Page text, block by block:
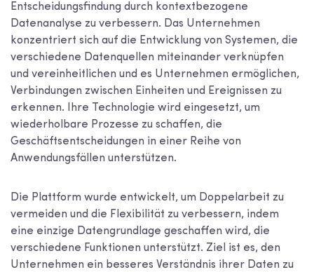
Entscheidungsfindung durch kontextbezogene
Datenanalyse zu verbessern. Das Unternehmen
konzentriert sich auf die Entwicklung von Systemen, die
verschiedene Datenquellen miteinander verknüpfen
und vereinheitlichen und es Unternehmen ermöglichen,
Verbindungen zwischen Einheiten und Ereignissen zu
erkennen. Ihre Technologie wird eingesetzt, um
wiederholbare Prozesse zu schaffen, die
Geschäftsentscheidungen in einer Reihe von
Anwendungsfällen unterstützen.
Die Plattform wurde entwickelt, um Doppelarbeit zu
vermeiden und die Flexibilität zu verbessern, indem
eine einzige Datengrundlage geschaffen wird, die
verschiedene Funktionen unterstützt. Ziel ist es, den
Unternehmen ein besseres Verständnis ihrer Daten zu